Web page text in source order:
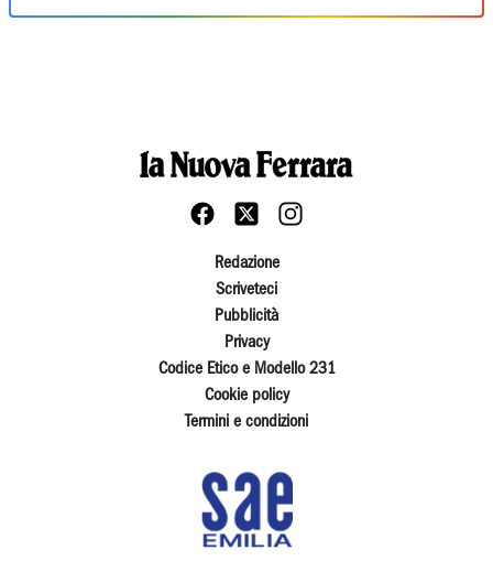
Redazione
Scriveteci
Pubblicità
Privacy
Codice Etico e Modello 231
Cookie policy
Termini e condizioni